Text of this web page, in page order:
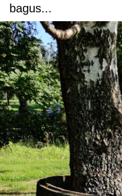
bagus...